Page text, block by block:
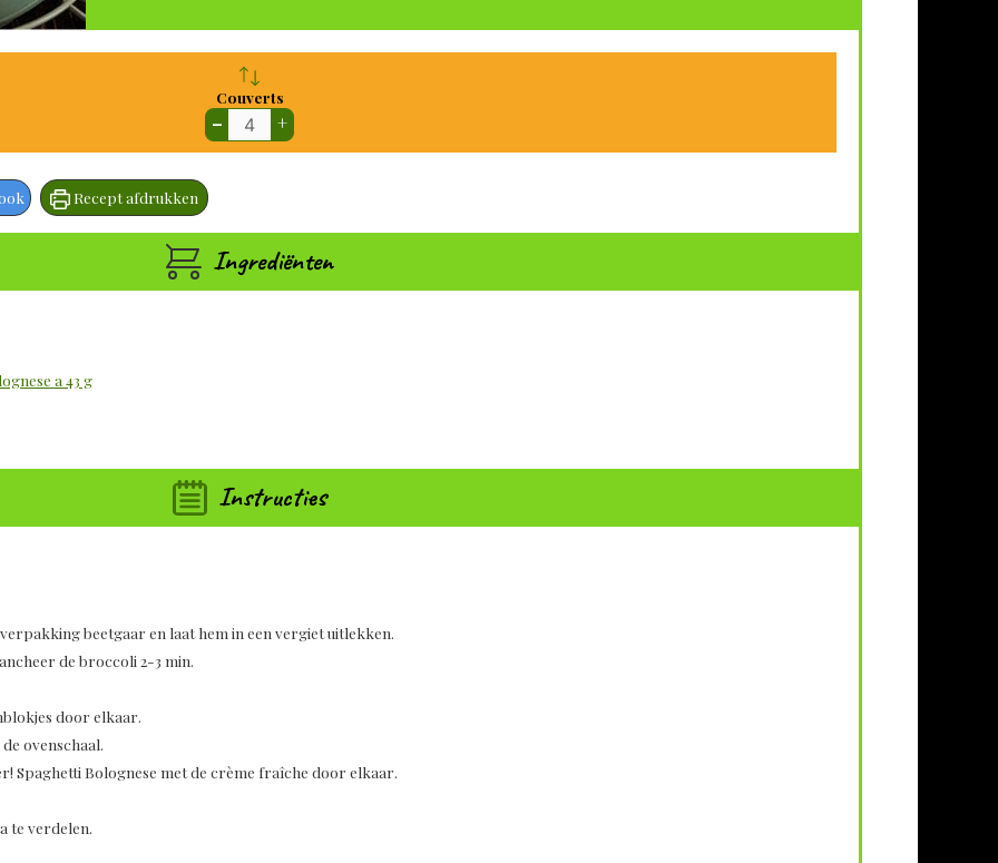
Couverts
– +
Recept afdrukken
Ingrediënten
a 43 g
Instructies
beetgaar en laat hem in een vergiet uitlekken.
de broccoli 2-3 min.
door elkaar.
ovenschaal.
Spaghetti Bolognese met de crème fraîche door elkaar.
te verdelen.